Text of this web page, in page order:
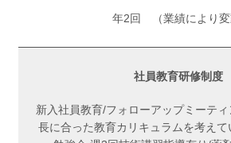
年2回 （業績により変
社員教育研修制度
新入社員教育/フォローアップミーテ
長に合った教育カリキュラムを考え